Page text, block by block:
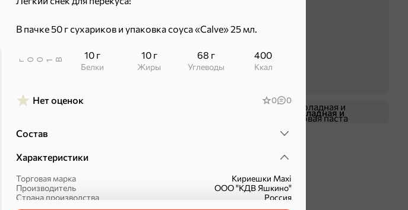
В пачке 50 г сухариков и упаковка соуса «Calve» 25 мл.
В
1 00
г
10 г
Белки
10 г
Жиры
68 г
Углеводы
400
ккал
Нет оценок 0 0
Состав
Характеристики
Торговая марка
Кириешки Maxi
Производитель
ООО "КДВ Яшкино"
Страна производства
Россия
Шоколадная и